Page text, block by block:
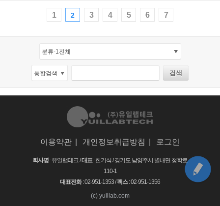
1 2 3 4 5 6 7
이용약관 개인정보취급방침 로그인
회사명 : 유일랩테크 /대표: 한기식 /경기도 남양주시 별내면 청학로
110-1
대표전화: 02-951-1353 /팩스: 02-951-1356
(c) yuillab.com